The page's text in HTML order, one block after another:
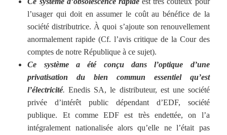
l’usager qui doit en assumer le coût au bénéfice de la
société distributrice. À quoi s’ajoute son renouvellement
anormalement rapide (Cf. l’avis critique de la Cour des
comptes de notre République à ce sujet).
Ce système a été conçu dans l’optique d’une
privatisation du bien commun essentiel qu’est
l’électricité.Enedis SA, le distributeur, est une société
privée d’intérêt public dépendant d’EDF, société
publique. Et comme EDF est très endettée, on l’a
intégralement nationalisée alors qu’elle ne l’était pas